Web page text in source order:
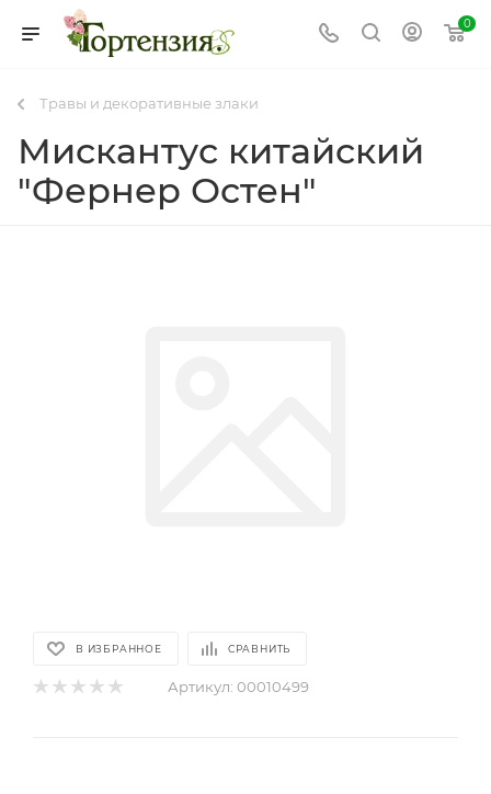
0
Травы и декоративные злаки
Мискантус китайский
"Фернер Остен"
В ИЗБРАННОЕ СРАВНИТЬ
Артикул: 00010499